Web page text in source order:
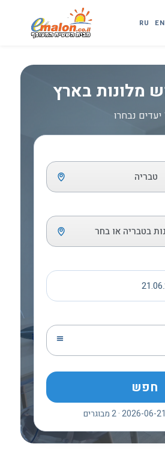
EN
RU
מלונות בארץ
טבריה
בטבריה או בחר
חפש